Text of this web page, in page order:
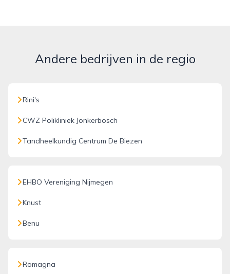
Andere bedrijven in de regio
Rini's
CWZ Polikliniek Jonkerbosch
Tandheelkundig Centrum De Biezen
EHBO Vereniging Nijmegen
Knust
Benu
Romagna